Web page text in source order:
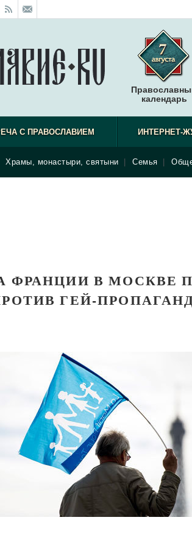
календарь
С ПРАВОСЛАВИЕМ ИНТЕРНЕТ-
Храмы, монастыри, святыни Семья
ФРАНЦИИ В МОСКВЕ
ГЕЙ-